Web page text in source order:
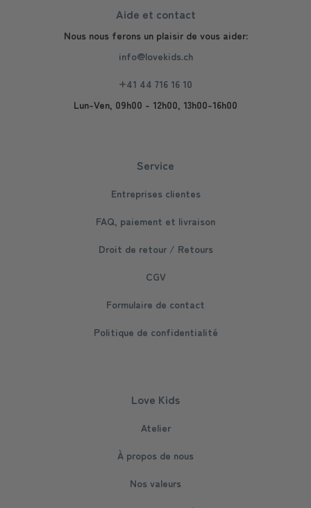
Aide et contact
Nous nous ferons un plaisir de vous aider:
info@lovekids.ch
+41 44 716 16 10
Lun-Ven, 09h00 - 12h00, 13h00-16h00
Service
Entreprises clientes
FAQ, paiement et livraison
Droit de retour / Retours
CGV
Formulaire de contact
Politique de confidentialité
Love Kids
Atelier
À propos de nous
Nos valeurs